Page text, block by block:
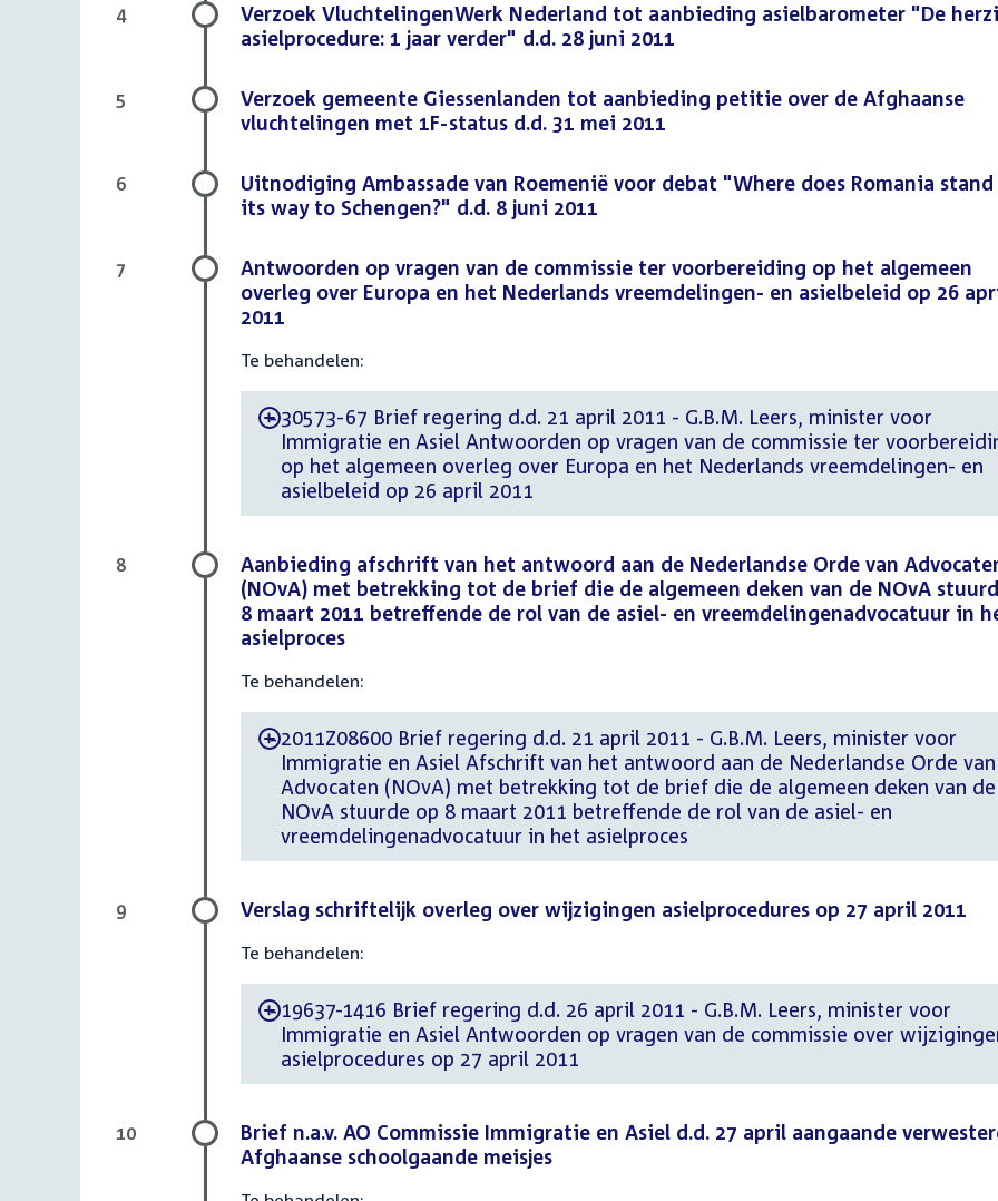
Verzoek VluchtelingenWerk Nederland tot aanbieding asielbarometer "De
asielprocedure: 1 jaar verder" d.d. 28 juni 2011
4
Verzoek gemeente Giessenlanden tot aanbieding petitie over de Afghaanse
vluchtelingen met 1F-status d.d. 31 mei 2011
5
Uitnodiging Ambassade van Roemenië voor debat "Where does Romania stand
its way to Schengen?" d.d. 8 juni 2011
6
Antwoorden op vragen van de commissie ter voorbereiding op het algemeen
overleg over Europa en het Nederlands vreemdelingen- en asielbeleid op 26
2011
Te behandelen:
-30573-67 Brief regering d.d. 21 april 2011 - G.B.M. Leers, minister voor
Immigratie en Asiel Antwoorden op vragen van de commissie ter
op het algemeen overleg over Europa en het Nederlands vreemdelingen- en
asielbeleid op 26 april 2011
7
Aanbieding afschrift van het antwoord aan de Nederlandse Orde van
(NOvA) met betrekking tot de brief die de algemeen deken van de NOvA
8 maart 2011 betreffende de rol van de asiel- en vreemdelingenadvocatuur in
asielproces
Te behandelen:
-2011Z08600 Brief regering d.d. 21 april 2011 - G.B.M. Leers, minister voor
Immigratie en Asiel Afschrift van het antwoord aan de Nederlandse Orde van
Advocaten (NOvA) met betrekking tot de brief die de algemeen deken van de
NOvA stuurde op 8 maart 2011 betreffende de rol van de asiel- en
vreemdelingenadvocatuur in het asielproces
8
Verslag schriftelijk overleg over wijzigingen asielprocedures op 27 april 2011
Te behandelen:
- 19637-1416 Brief regering d.d. 26 april 2011 - G.B.M. Leers, minister voor
Immigratie en Asiel Antwoorden op vragen van de commissie over
asielprocedures op 27 april 2011
9
Brief n.a.v. AO Commissie Immigratie en Asiel d.d. 27 april aangaande
Afghaanse schoolgaande meisjes
10